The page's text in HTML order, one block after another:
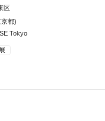
区
都)
Tokyo